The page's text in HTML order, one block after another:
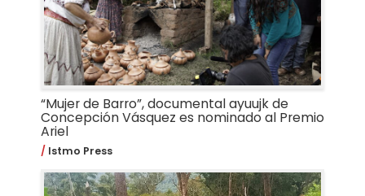
“Mujer de Barro”, documental ayuujk de
Concepción Vásquez es nominado al Premio
Ariel
Istmo Press